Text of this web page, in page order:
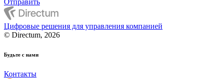
Отправить
Цифровые решения для управления компанией
© Directum, 2026
Будьте с нами
Контакты